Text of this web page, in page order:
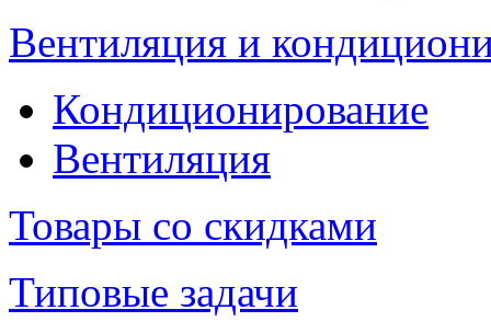
Вентиляция и
Кондиционирование
Вентиляция
Товары со скидками
Типовые задачи